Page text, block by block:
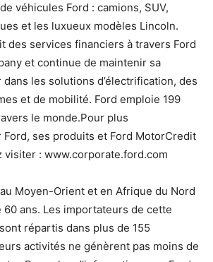
véhicules Ford : camions, SUV,
et les luxueux modèles Lincoln.
des services financiers à travers Ford
et continue de maintenir sa
les solutions d’électrification, des
et de mobilité. Ford emploie 199
le monde.Pour plus
Ford, ses produits et Ford MotorCredit
visiter : www.corporate.ford.com
Moyen-Orient et en Afrique du Nord
60 ans. Les importateurs de cette
répartis dans plus de 155
activités ne génèrent pas moins de